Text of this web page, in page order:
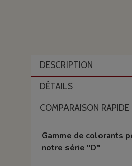
DESCRIPTION
DÉTAILS
COMPARAISON RAPIDE
Gamme de colorants
notre série "D"